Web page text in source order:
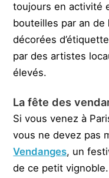
toujours en activité
bouteilles par an de
décorées
par des artistes
élevés.
La fête des
Si vous venez à
vous ne devez pas
Vendanges, un
de ce petit